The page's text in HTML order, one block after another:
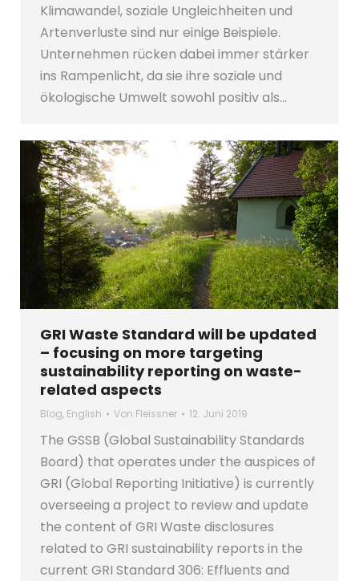
Klimawandel, soziale Ungleichheiten und
Artenverluste sind nur einige Beispiele.
Unternehmen rücken dabei immer stärker
ins Rampenlicht, da sie ihre soziale und
ökologische Umwelt sowohl positiv als…
GRI Waste Standard will be updated
– focusing on more targeting
sustainability reporting on waste-
related aspects
Blog, English Von Fleissner 12. Juni 2019
The GSSB (Global Sustainability Standards
Board) that operates under the auspices of
GRI (Global Reporting Initiative) is currently
overseeing a project to review and update
the content of GRI Waste disclosures
related to GRI sustainability reports in the
current GRI Standard 306: Effluents and